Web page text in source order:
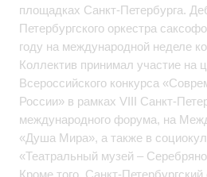
площадках Санкт-Петербурга.
Петербургского оркестра
году на международной неделе
Коллектив принимал участие на
Всероссийского конкурса
России» в рамках VIII Санкт-
международного форума, на
«Душа Мира», а также в
«Театральный музей –